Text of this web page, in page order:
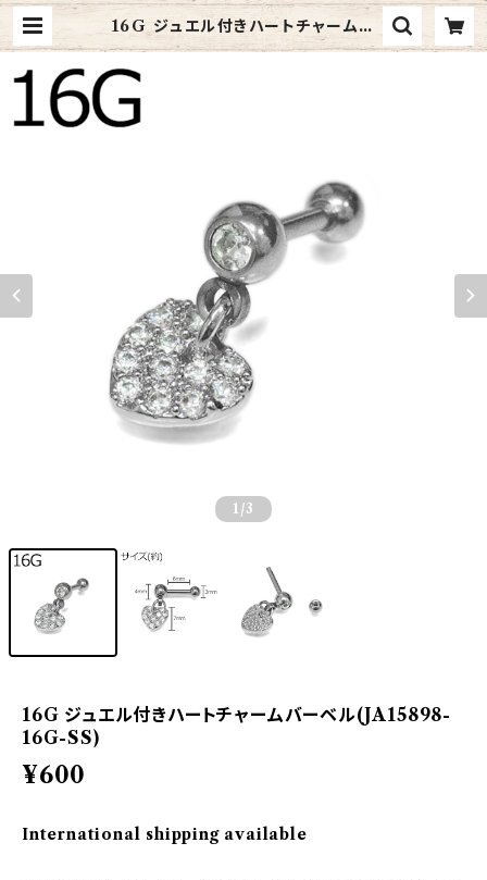
16G ジュエル付きハートチャームバ
ーベル(JA15898-16G-SS) | 4age
1 /3
16G ジュエル付きハートチャームバーベル(JA15898-
16G-SS)
¥600
International shipping available